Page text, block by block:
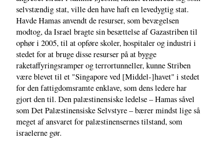
selvstændig stat, ville den have haft en levedygtig stat.
Havde Hamas anvendt de resurser, som bevægelsen
modtog, da Israel bragte sin besættelse af Gazastriben til
ophør i 2005, til at opføre skoler, hospitaler og industri i
stedet for at bruge disse resurser på at bygge
raketaffyringsramper og terrortunneller, kunne Striben
være blevet til et "Singapore ved [Middel-]havet" i stedet
for den fattigdomsramte enklave, som dens ledere har
gjort den til. Den palæstinensiske ledelse – Hamas såvel
som Det Palæstinensiske Selvstyre – bærer mindst lige så
meget af ansvaret for palæstinensernes tilstand, som
israelerne gør.